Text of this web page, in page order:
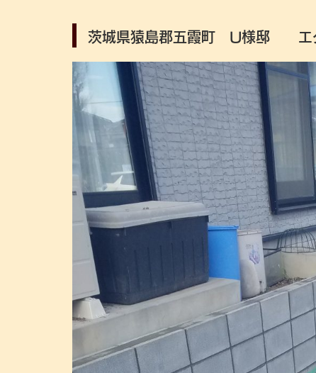
茨城県猿島郡五霞町 U様邸 エ